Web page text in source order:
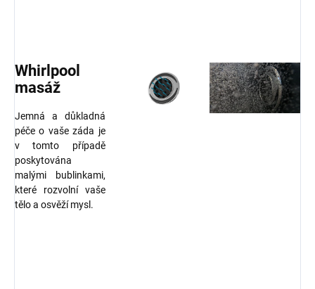
Whirlpool
masáž
Jemná a důkladná
péče o vaše záda je
v tomto případě
poskytována
malými bublinkami,
které rozvolní vaše
tělo a osvěží mysl.